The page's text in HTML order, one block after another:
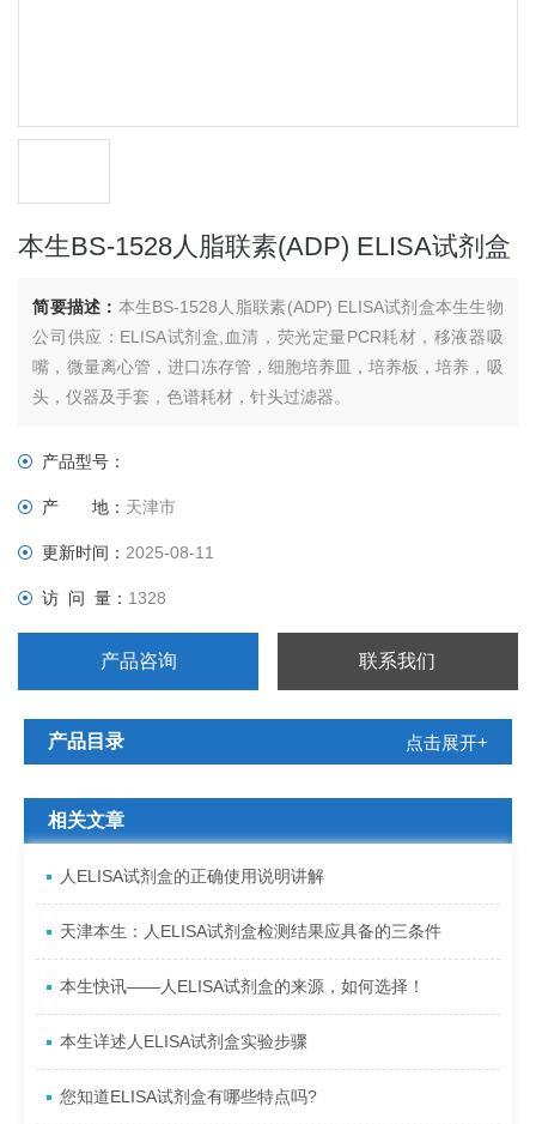
本生BS-1528人脂联素(ADP) ELISA试剂盒
简要描述： 本生BS-1528人脂联素(ADP) ELISA试剂盒本生生物
公司供应：ELISA试剂盒,血清，荧光定量PCR耗材，移液器吸
嘴，微量离心管，进口冻存管，细胞培养皿，培养板，培养，吸
头，仪器及手套，色谱耗材，针头过滤器。
产品型号：
产 地： 天津市
更新时间：2025-08-11
访 问 量： 1328
产品咨询 联系我们
产品目录 点击展开+
相关文章
人ELISA试剂盒的正确使用说明讲解
天津本生：人ELISA试剂盒检测结果应具备的三条件
本生快讯——人ELISA试剂盒的来源，如何选择！
本生详述人ELISA试剂盒实验步骤
您知道ELISA试剂盒有哪些特点吗?